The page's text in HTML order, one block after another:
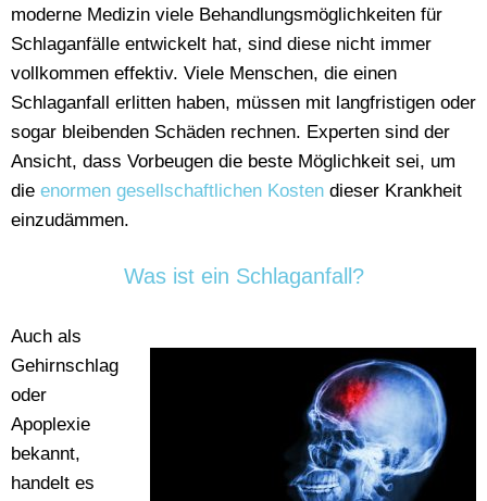
moderne Medizin viele Behandlungsmöglichkeiten für
Schlaganfälle entwickelt hat, sind diese nicht immer
vollkommen effektiv. Viele Menschen, die einen
Schlaganfall erlitten haben, müssen mit langfristigen oder
sogar bleibenden Schäden rechnen. Experten sind der
Ansicht, dass Vorbeugen die beste Möglichkeit sei, um
die enormen gesellschaftlichen Kosten dieser Krankheit
einzudämmen.
Was ist ein Schlaganfall?
Auch als
Gehirnschlag
oder
Apoplexie
bekannt,
handelt es